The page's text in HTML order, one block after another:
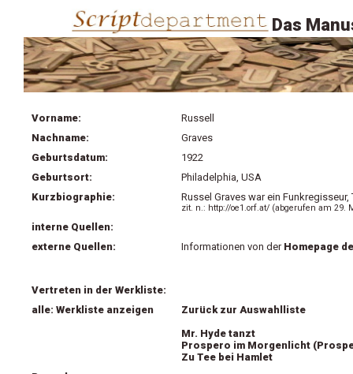
Das
Vorname:
Russell
Nachname:
Graves
Geburtsdatum:
1922
Geburtsort:
Philadelphia, USA
Kurzbiographie:
Russel Graves war ein
zit. n.: http://oe1.orf.at/ (abgerufen am 29.
interne Quellen:
externe Quellen:
Informationen von der Homepage
Vertreten in der Werkliste:
alle: Werkliste anzeigen
Zurück zur Auswahlliste
Mr. Hyde tanzt
Prospero im Morgenlicht
Zu Tee bei Hamlet